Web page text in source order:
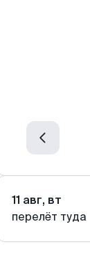
11 авг, вт
перелёт туда